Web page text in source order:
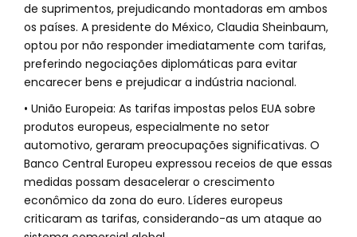
de suprimentos, prejudicando montadoras em ambos
os países. A presidente do México, Claudia Sheinbaum,
optou por não responder imediatamente com tarifas,
preferindo negociações diplomáticas para evitar
encarecer bens e prejudicar a indústria nacional.
• União Europeia: As tarifas impostas pelos EUA sobre
produtos europeus, especialmente no setor
automotivo, geraram preocupações significativas. O
Banco Central Europeu expressou receios de que essas
medidas possam desacelerar o crescimento
econômico da zona do euro. Líderes europeus
criticaram as tarifas, considerando-as um ataque ao